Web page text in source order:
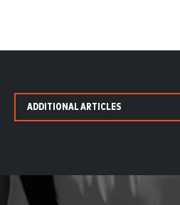
ADDITIONAL ARTICLES